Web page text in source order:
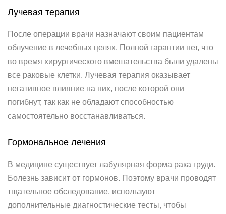
Лучевая терапия
После операции врачи назначают своим пациентам
облучение в лечебных целях. Полной гарантии нет, что
во время хирургического вмешательства были удалены
все раковые клетки. Лучевая терапия оказывает
негативное влияние на них, после которой они
погибнут, так как не обладают способностью
самостоятельно восстанавливаться.
Гормональное лечения
В медицине существует лабулярная форма рака груди.
Болезнь зависит от гормонов. Поэтому врачи проводят
тщательное обследование, используют
дополнительные диагностические тесты, чтобы